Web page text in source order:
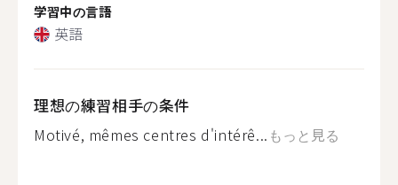
学習中の言語
英語
理想の練習相手の条件
Motivé, mêmes centres d'intérê... もっと見る